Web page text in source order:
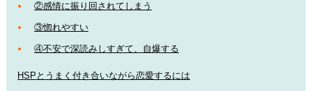
②感情に振り回されてしまう
③惚れやすい
④不安で深読みしすぎて、自爆する
HSPとうまく付き合いながら恋愛するには